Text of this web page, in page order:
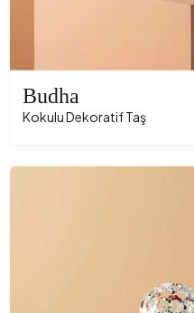
Budha
Kokulu Dekoratif Taş